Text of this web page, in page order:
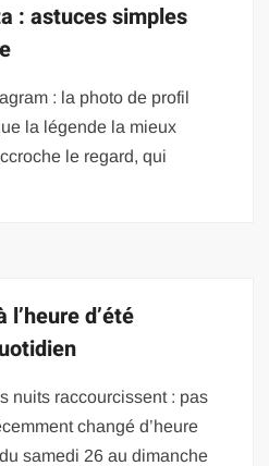
: astuces simples
: la photo de profil
la légende la mieux
le regard, qui
d’été
nuits raccourcissent : pas
changé d’heure
samedi 26 au dimanche